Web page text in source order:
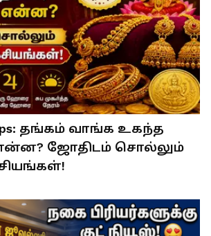
Tips: தங்கம் வாங்க உகந்த
ஜோதிடம் சொல்லும்